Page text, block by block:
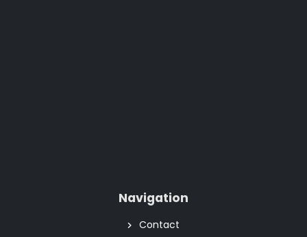
Navigation
Contact